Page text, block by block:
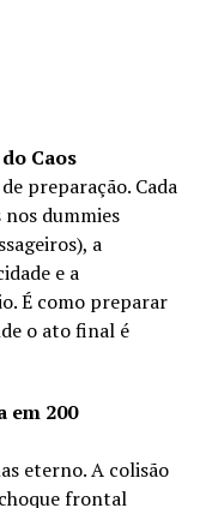
Caos
preparação. Cada
dummies
a
e a
É como preparar
o ato final é
em 200
eterno. A colisão
frontal